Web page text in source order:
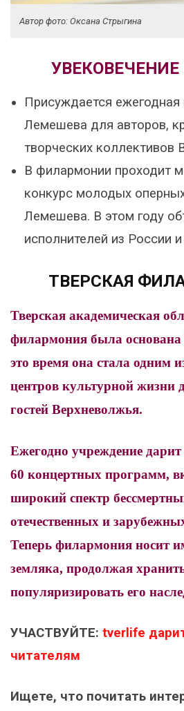
Автор фото: Оксана Стрыгина
Присуждается
Лемешева для авторов,
творческих коллективов
В филармонии проходит
конкурс молодых
Лемешева. В этом году
исполнителей из России
ТВЕРСКАЯ
Тверская академическая
филармония была основана
это время она стала одним
центров культурной жизни
гостей Верхневолжья.
Ежегодно учреждение дарит
60 концертных программ,
широкий спектр
отечественных и
Теперь филармония носит
земляка, продолжая
популяризировать его
УЧАСТВУЙТЕ: tverlife
читателям
Ищете, что почитать